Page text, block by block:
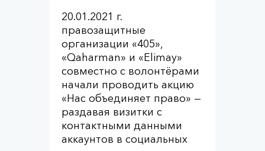
20.01.2021 г.
правозащитные
организации «405»,
«Qaharman» и «Elimay»
совместно с волонтёрами
начали проводить акцию
«Нас объединяет право» —
раздавая визитки с
контактными данными
аккаунтов в социальных